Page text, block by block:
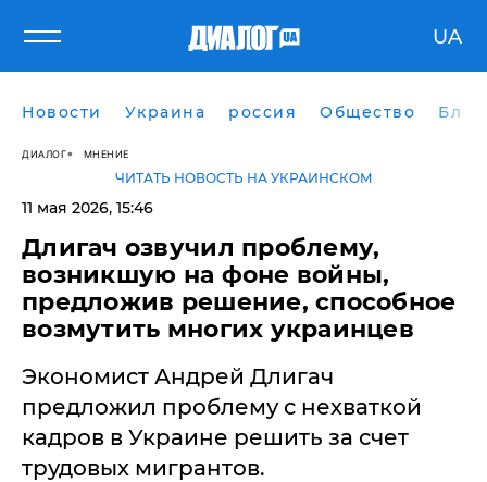
UA
Новости Украина россия Общество
ДИАЛОГ МНЕНИЕ
ЧИТАТЬ НОВОСТЬ НА УКРАИНСКОМ
11 мая 2026, 15:46
Длигач озвучил проблему,
возникшую на фоне войны,
предложив решение, способное
возмутить многих украинцев
Экономист Андрей Длигач
предложил проблему с нехваткой
кадров в Украине решить за счет
трудовых мигрантов.